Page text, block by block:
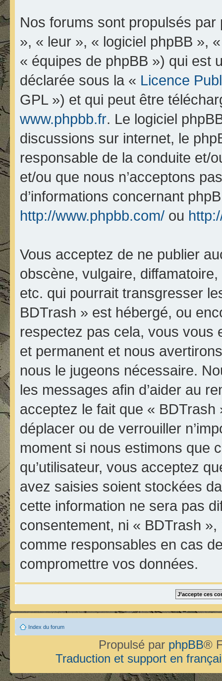
Nos forums sont propulsés
», « leur », « logiciel phpBB »,
« équipes de phpBB ») qui est
déclarée sous la « Licence
GPL ») et qui peut être
www.phpbb.fr. Le logiciel
discussions sur internet, le
responsable de la conduite et/
et/ou que nous n’acceptons
d’informations concernant
http://www.phpbb.com/ ou
Vous acceptez de ne publier
obscène, vulgaire,
etc. qui pourrait transgresser
BDTrash » est hébergé, ou
respectez pas cela, vous vous
et permanent et nous
nous le jugeons nécessaire.
les messages afin d’aider au
acceptez le fait que « BDTrash
déplacer ou de verrouiller
moment si nous estimons que
qu’utilisateur, vous acceptez
avez saisies soient stockées
cette information ne sera pas
consentement, ni « BDTrash
comme responsables en cas
compromettre vos données.
Index du forum
Propulsé par phpBB®
Traduction et support en